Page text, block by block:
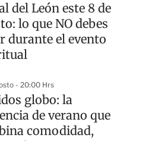
del León este 8 de
lo que NO debes
durante el evento
- 20:00 Hrs
globo: la
de verano que
comodidad,